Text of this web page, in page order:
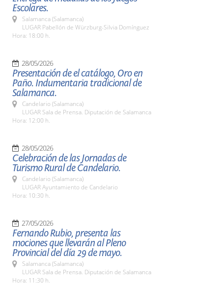
Escolares.
Salamanca (Salamanca)
LUGAR Pabellón de Würzburg-Silvia Domínguez
Hora: 18:00 h.
28/05/2026
Presentación de el catálogo, Oro en
Paño. Indumentaria tradicional de
Salamanca.
Candelario (Salamanca)
LUGAR Sala de Prensa. Diputación de Salamanca
Hora: 12:00 h.
28/05/2026
Celebración de las Jornadas de
Turismo Rural de Candelario.
Candelario (Salamanca)
LUGAR Ayuntamiento de Candelario
Hora: 10:30 h.
27/05/2026
Fernando Rubio, presenta las
mociones que llevarán al Pleno
Provincial del día 29 de mayo.
Salamanca (Salamanca)
LUGAR Sala de Prensa. Diputación de Salamanca
Hora: 11:30 h.